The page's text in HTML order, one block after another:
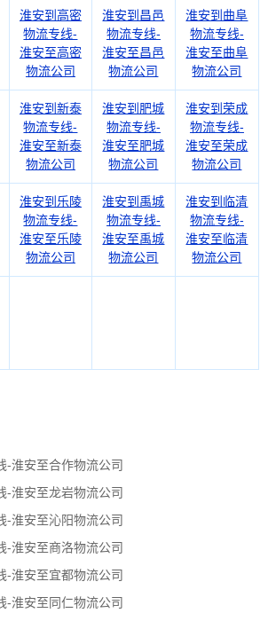
淮安到高密
物流专线-
淮安至高密
物流公司
淮安到昌邑
物流专线-
淮安至昌邑
物流公司
淮安到曲阜
物流专线-
淮安至曲阜
物流公司
淮安到新泰
物流专线-
淮安至新泰
物流公司
淮安到肥城
物流专线-
淮安至肥城
物流公司
淮安到荣成
物流专线-
淮安至荣成
物流公司
淮安到乐陵
物流专线-
淮安至乐陵
物流公司
淮安到禹城
物流专线-
淮安至禹城
物流公司
淮安到临清
物流专线-
淮安至临清
物流公司
-淮安至合作物流公司
-淮安至龙岩物流公司
-淮安至沁阳物流公司
-淮安至商洛物流公司
-淮安至宜都物流公司
-淮安至同仁物流公司